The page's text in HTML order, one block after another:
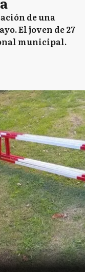
de una
El joven de 27
municipal.